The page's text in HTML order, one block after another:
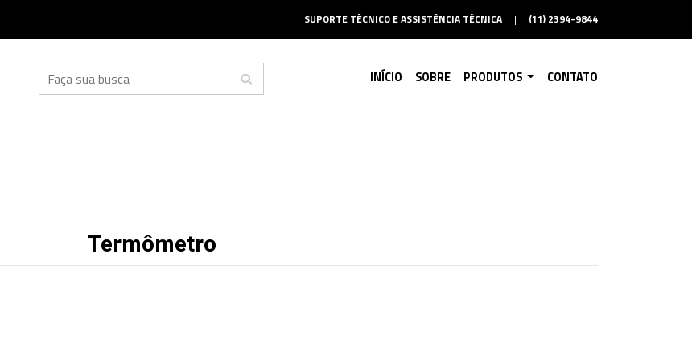
SUPORTE TÉCNICO E ASSISTÊNCIA TÉCNICA | (11) 2394-9844
INÍCIO SOBRE PRODUTOS CONTATO
Termômetro